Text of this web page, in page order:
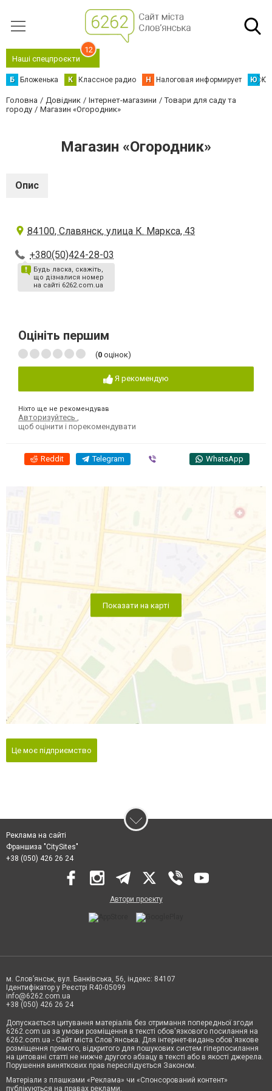
Наші спецпроєкти
12
Б Бложенька К Классное радио Н Налоговая информирует Ю
Головна Довідник Інтернет-магазини
Товари для саду та
городу
Магазин «Огородник»
Магазин «Огородник»
Опис
84100, Славянск, улица К. Маркса, 43
+380(50)424-28-03
Будь ласка, скажіть,
що дізналися номер
на сайті 6262.com.ua
Оцініть першим
(0 оцінок)
Я рекомендую
Ніхто ще не рекомендував
Авторизуйтесь
щоб оцінити і порекомендувати
Reddit Telegram WhatsApp
Показати на карті
Це моє підприємство
Реклама на сайті
Франшиза "CitySites"
+38 (050) 426 26 24
Автори проєкту
м. Слов’янськ, вул. Банківська, 56, індекс: 84107
Ідентифікатор у Реєстрі R40-05099
info@6262.com.ua
+38 (050) 426 26 24
Допускається цитування матеріалів без отримання попередньої згоди
6262.com.ua за умови розміщення в тексті обов'язкового посилання на
6262.com.ua - Сайт міста Слов'янська. Для інтернет-видань обов'язкове
розміщення прямого, відкритого для пошукових систем гіперпосилання
на цитовані статті не нижче другого абзацу в тексті або в якості джерела.
Порушення виняткових прав переслідується Законом.
Матеріали з плашками «Реклама» чи «Спонсорований контент»
публікуються на правах реклами.